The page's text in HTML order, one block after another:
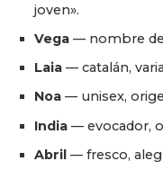
joven».
Vega— nombre de
Laia— catalán,
Noa— unisex,
India— evocador,
Abril— fresco,